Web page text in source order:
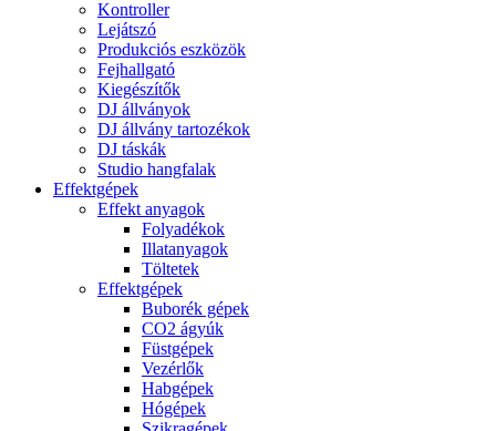
Kontroller
Lejátszó
Produkciós eszközök
Fejhallgató
Kiegészítők
DJ állványok
DJ állvány tartozékok
DJ táskák
Studio hangfalak
Effektgépek
Effekt anyagok
Folyadékok
Illatanyagok
Töltetek
Effektgépek
Buborék gépek
CO2 ágyúk
Füstgépek
Vezérlők
Habgépek
Hógépek